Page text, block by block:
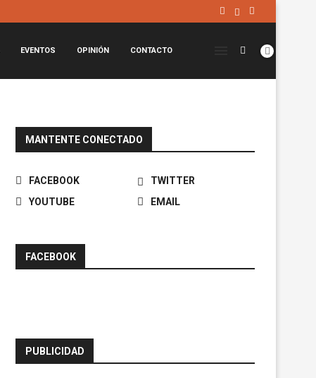
EVENTOS OPINIÓN CONTACTO
MANTENTE CONECTADO
FACEBOOK
TWITTER
YOUTUBE
EMAIL
FACEBOOK
PUBLICIDAD